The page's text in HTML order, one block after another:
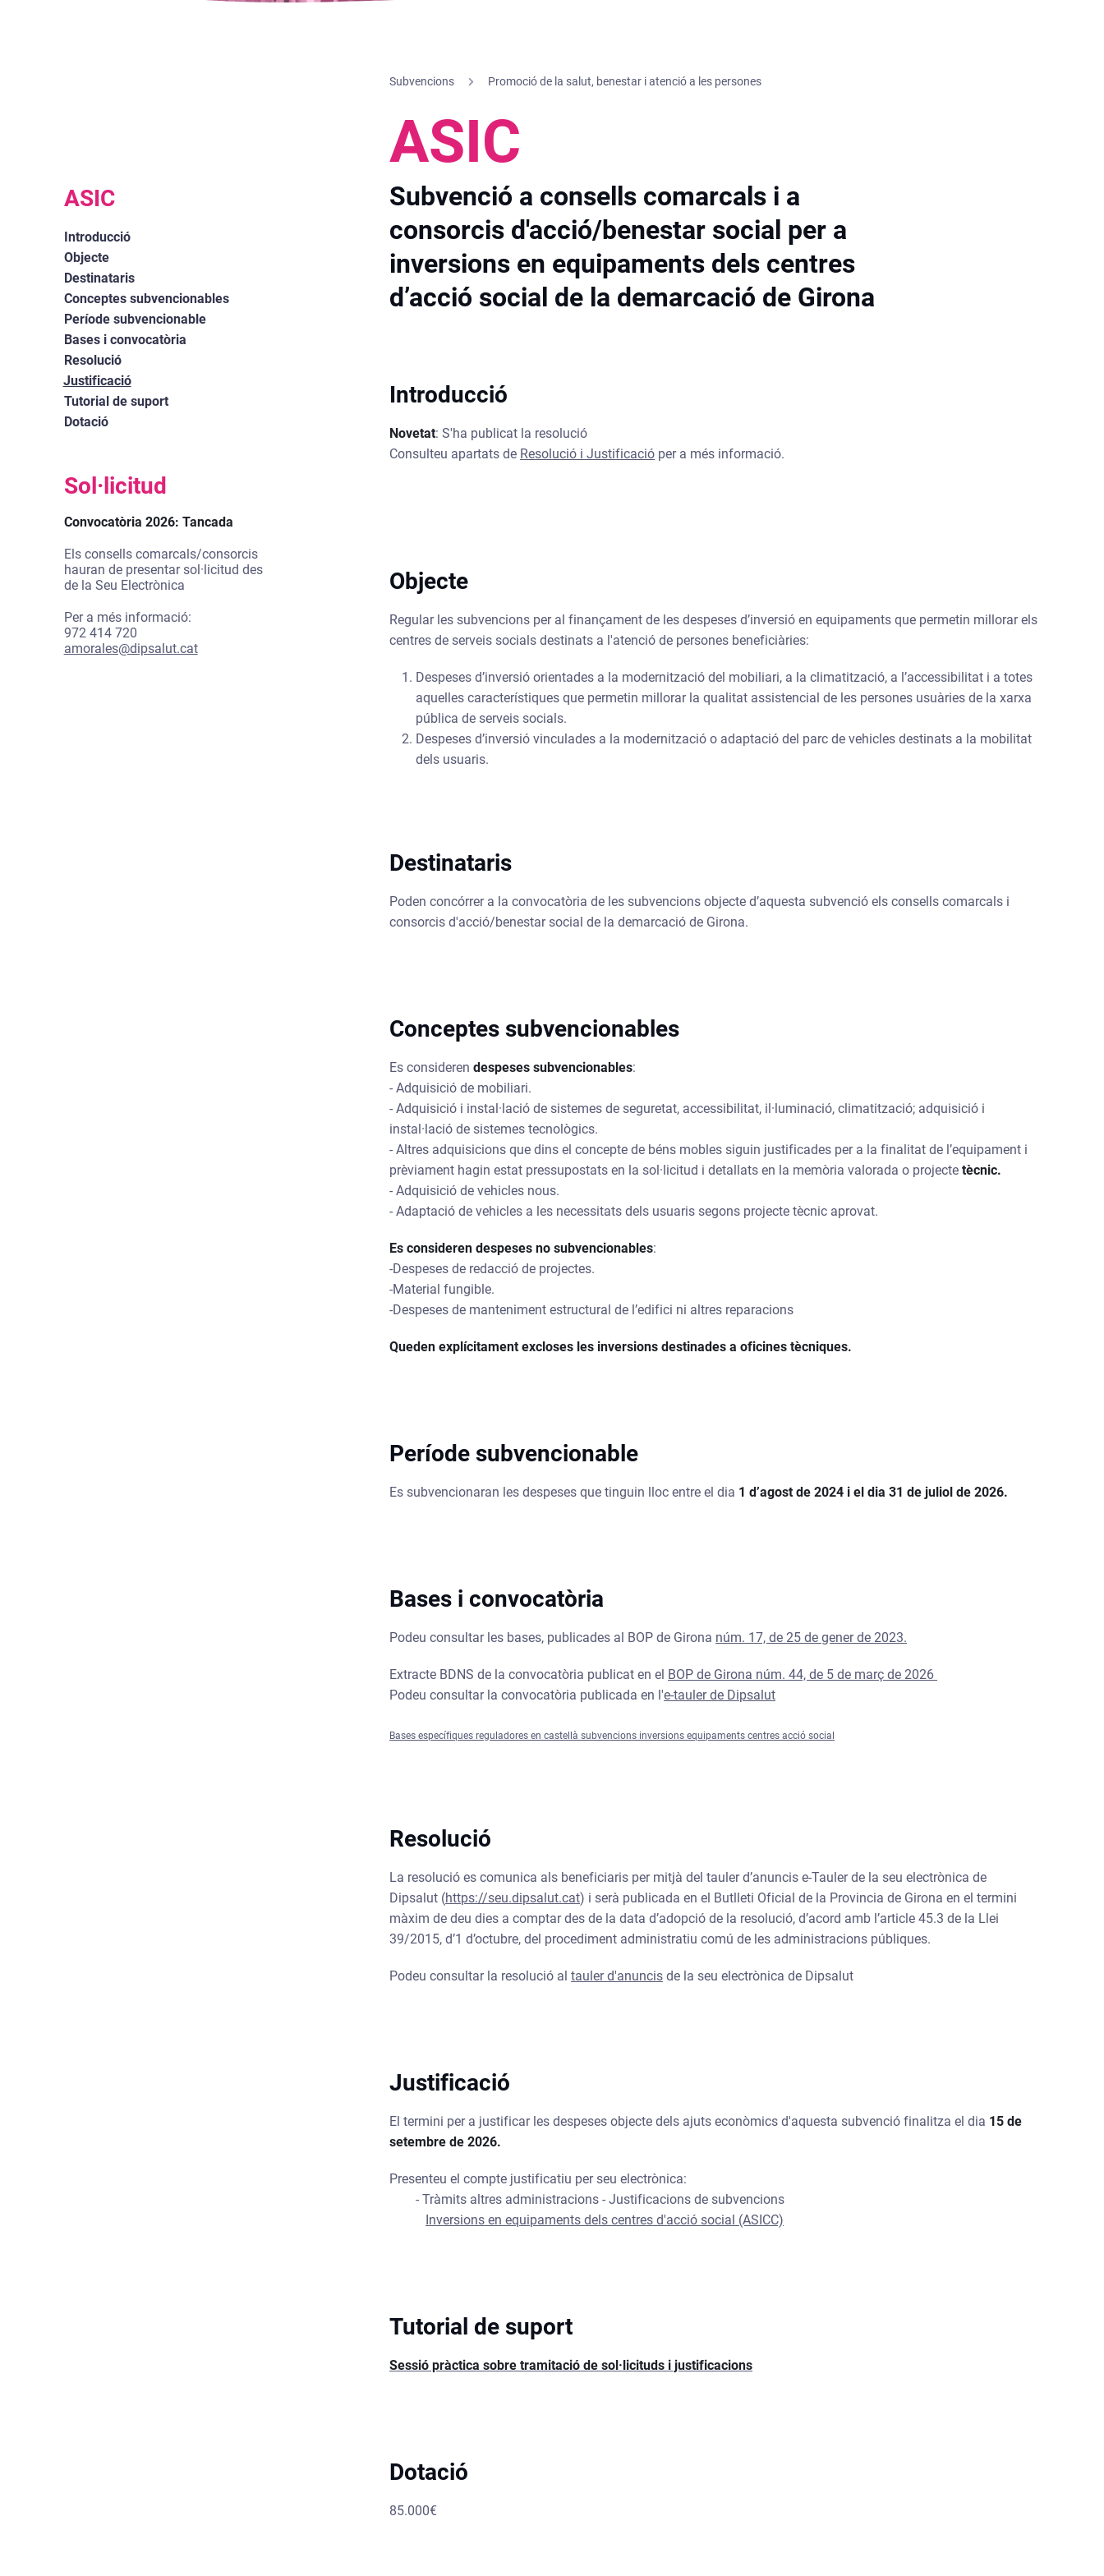
ASIC
Introducció
Objecte
Destinataris
Conceptes subvencionables
Període subvencionable
Bases i convocatòria
Resolució
Justificació
Tutorial de suport
Dotació
Sol·licitud
Convocatòria 2026: Tancada
Els consells comarcals/consorcis
hauran de presentar sol·licitud des
de la Seu Electrònica
Per a més informació:
972 414 720
amorales@dipsalut.cat
Subvencions Promoció de la salut, benestar i atenció a les persones
ASIC
Subvenció a consells comarcals i a
consorcis d'acció/benestar social per a
inversions en equipaments dels centres
d’acció social de la demarcació de Girona
Introducció
Novetat: S'ha publicat la resolució
Consulteu apartats de Resolució i Justificació per a més informació.
Objecte
Regular les subvencions per al finançament de les despeses d’inversió en equipaments que permetin millorar els
centres de serveis socials destinats a l'atenció de persones beneficiàries:
Despeses d’inversió orientades a la modernització del mobiliari, a la climatització, a l’accessibilitat i a totes
aquelles característiques que permetin millorar la qualitat assistencial de les persones usuàries de la xarxa
pública de serveis socials.
Despeses d’inversió vinculades a la modernització o adaptació del parc de vehicles destinats a la mobilitat
dels usuaris.
Destinataris
Poden concórrer a la convocatòria de les subvencions objecte d’aquesta subvenció els consells comarcals i
consorcis d'acció/benestar social de la demarcació de Girona.
Conceptes subvencionables
Es considerendespeses subvencionables:
- Adquisició de mobiliari.
- Adquisició i instal·lació de sistemes de seguretat, accessibilitat, il·luminació, climatització; adquisició i
instal·lació de sistemes tecnològics.
- Altres adquisicions que dins el concepte de béns mobles siguin justificades per a la finalitat de l’equipament i
prèviament hagin estat pressupostats en la sol·licitud i detallats en la memòria valorada o projectetècnic.
- Adquisició de vehicles nous.
- Adaptació de vehicles a les necessitats dels usuaris segons projecte tècnic aprovat.
Es consideren despeses no subvencionables:
-Despeses de redacció de projectes.
-Material fungible.
-Despeses de manteniment estructural de l’edifici ni altres reparacions
Queden explícitament excloses les inversions destinades a oficines tècniques.
Període subvencionable
Es subvencionaran les despeses que tinguin lloc entre el dia 1 d’agost de 2024 i el dia 31 de juliol de 2026.
Bases i convocatòria
Podeu consultar les bases, publicades al BOP de Girona núm. 17, de 25 de gener de 2023.
Extracte BDNS de la convocatòria publicat en el BOP de Girona núm. 44, de 5 de març de 2026
Podeu consultar la convocatòria publicada en l'e-tauler de Dipsalut
Bases específiques reguladores en castellà subvencions inversions equipaments centres acció social
Resolució
La resolució es comunica als beneficiaris per mitjà del tauler d’anuncis e-Tauler de la seu electrònica de
Dipsalut (https://seu.dipsalut.cat) i serà publicada en el Butlleti Oficial de la Provincia de Girona en el termini
màxim de deu dies a comptar des de la data d’adopció de la resolució, d’acord amb l’article 45.3 de la Llei
39/2015, d’1 d’octubre, del procediment administratiu comú de les administracions públiques.
Podeu consultar la resolució altauler d'anuncis de la seu electrònica de Dipsalut
Justificació
El termini per a justificar les despeses objecte dels ajuts econòmics d'aquesta subvenció finalitza el dia 15 de
setembre de 2026.
Presenteu el compte justificatiu per seu electrònica:
- Tràmits altres administracions - Justificacions de subvencions
Inversions en equipaments dels centres d'acció social (ASICC)
Tutorial de suport
Sessió pràctica sobre tramitació de sol·licituds i justificacions
Dotació
85.000€